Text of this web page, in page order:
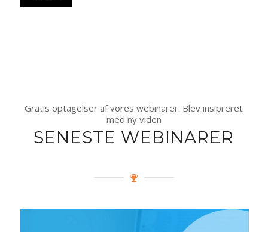
Gratis optagelser af vores webinarer. Blev insipreret
med ny viden
SENESTE WEBINARER